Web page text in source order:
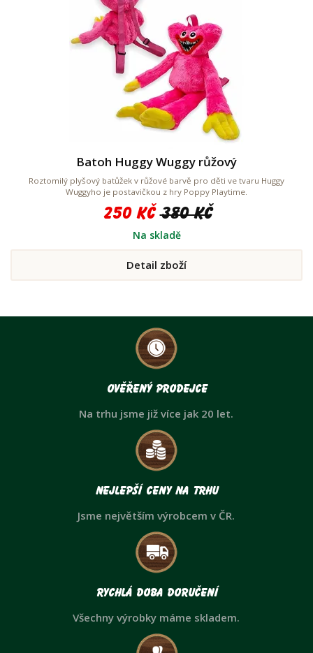
Batoh Huggy Wuggy růžový
Roztomilý plyšový batůžek v růžové barvě pro děti ve tvaru Huggy
Wuggyho je postavičkou z hry Poppy Playtime.
250 Kč 380 Kč
Na skladě
Detail zboží
Ověřený prodejce
Na trhu jsme již více jak 20 let.
Nejlepší ceny na trhu
Jsme největším výrobcem v ČR.
Rychlá doba doručení
Všechny výrobky máme skladem.